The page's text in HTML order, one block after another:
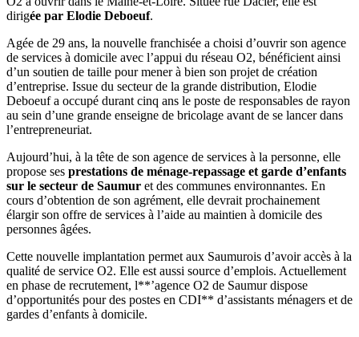
dirigée par Elodie Deboeuf.
Agée de 29 ans, la nouvelle franchisée a choisi d’ouvrir son agence
de services à domicile avec l’appui du réseau O2, bénéficient ainsi
d’un soutien de taille pour mener à bien son projet de création
d’entreprise. Issue du secteur de la grande distribution, Elodie
Deboeuf a occupé durant cinq ans le poste de responsables de rayon
au sein d’une grande enseigne de bricolage avant de se lancer dans
l’entrepreneuriat.
Aujourd’hui, à la tête de son agence de services à la personne, elle
propose ses prestations de ménage-repassage et garde d’enfants
sur le secteur de Saumur et des communes environnantes. En
cours d’obtention de son agrément, elle devrait prochainement
élargir son offre de services à l’aide au maintien à domicile des
personnes âgées.
Cette nouvelle implantation permet aux Saumurois d’avoir accès à la
qualité de service O2. Elle est aussi source d’emplois. Actuellement
en phase de recrutement, l**’agence O2 de Saumur dispose
d’opportunités pour des postes en CDI** d’assistants ménagers et de
gardes d’enfants à domicile.